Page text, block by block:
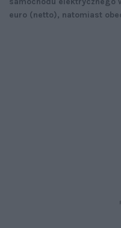
euro (netto), natomiast